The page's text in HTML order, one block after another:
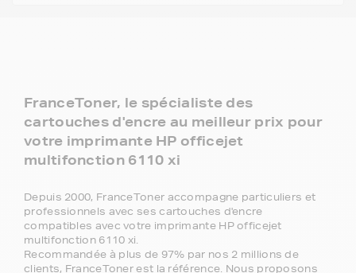
FranceToner, le spécialiste des
cartouches d'encre au meilleur prix pour
votre imprimante HP officejet
multifonction 6110 xi
Depuis 2000, FranceToner accompagne particuliers et
professionnels avec ses cartouches d'encre
compatibles avec votre imprimante HP officejet
multifonction 6110 xi.
Recommandée à plus de 97% par nos 2 millions de
clients, FranceToner est la référence. Nous proposons